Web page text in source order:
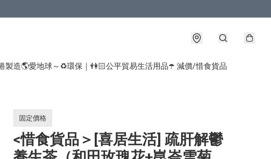
製造🌎愛地球～♻️環保｜👫🏻公平貿易生活用品☂️ 減價/惜食貨品
固定價格
<惜食貨品＞[喜居生活] 疏肝解鬱